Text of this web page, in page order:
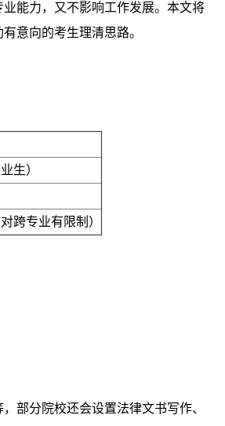
业能力，又不影响工作发展。本文将
意向的考生理清思路。
生）
跨专业有限制）
部分院校还会设置法律文书写作、